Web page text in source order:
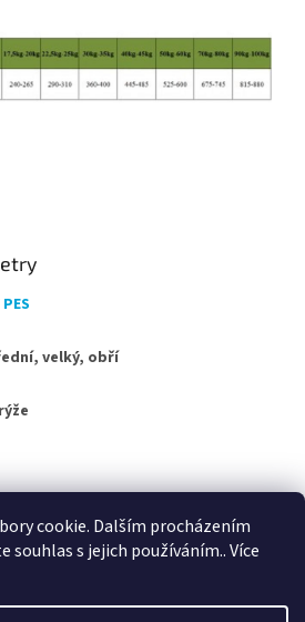
cookie. Dalším procházením
s jejich používáním.. Více
velký, obří